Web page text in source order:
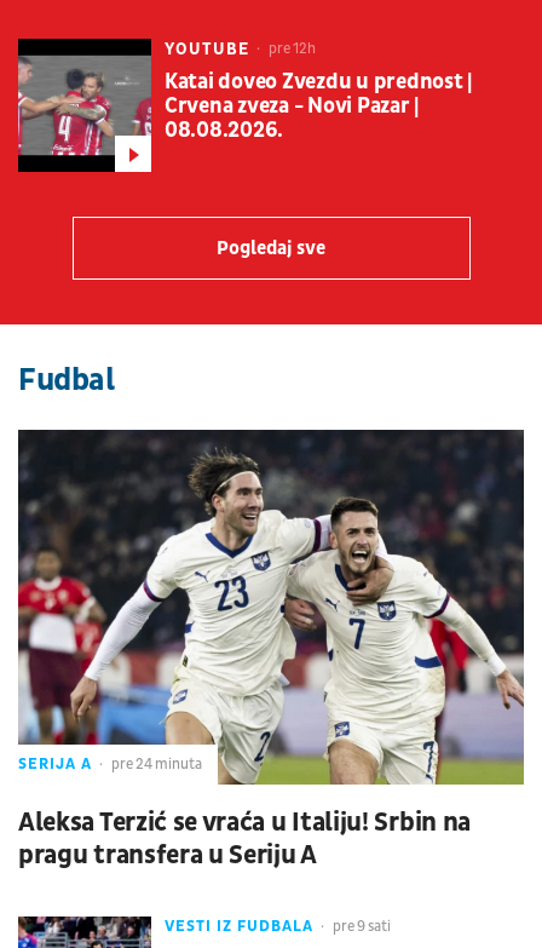
YOUTUBE pre 12h
Katai doveo Zvezdu u prednost |
Crvena zveza - Novi Pazar |
08.08.2026.
Pogledaj sve
Fudbal
SERIJA A pre 24 minuta
Aleksa Terzić se vraća u Italiju! Srbin na
pragu transfera u Seriju A
VESTI IZ FUDBALA pre 9 sati